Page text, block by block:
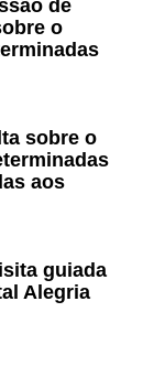
de
o
sobre o
aos
guiada
Alegria